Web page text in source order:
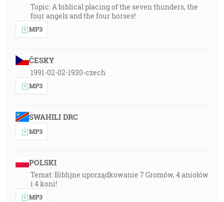
Topic: A biblical placing of the seven thunders, the
four angels and the four horses!
MP3
ČESKY
1991-02-02-1930-czech
MP3
SWAHILI DRC
MP3
POLSKI
Temat: Biblijne uporządkowanie 7 Gromów, 4 aniołów
i 4 koni!
MP3